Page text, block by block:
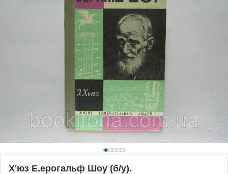
Х'юз Е.ерогальф Шоу (б/у).